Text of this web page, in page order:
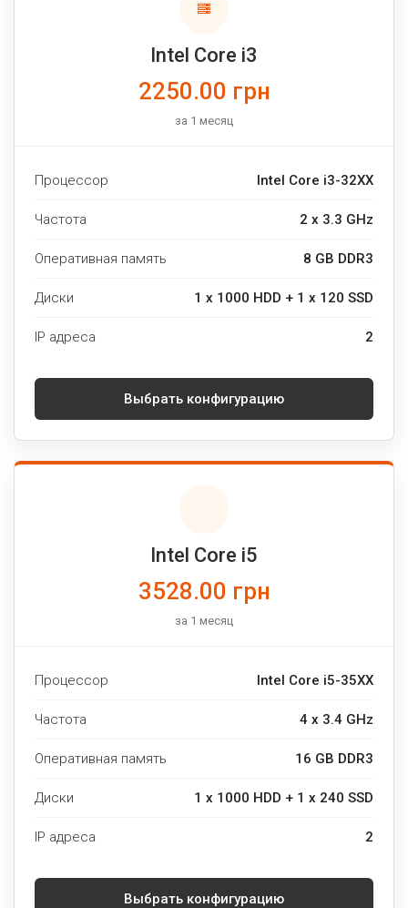
Intel Core i3
2250.00 грн
за 1 месяц
Процессор Intel Core i3-32XX
Частота 2 x 3.3 GHz
Оперативная память 8 GB DDR3
Диски 1 x 1000 HDD + 1 x 120 SSD
IP адреса 2
Выбрать конфигурацию
Intel Core i5
3528.00 грн
за 1 месяц
Процессор Intel Core i5-35XX
Частота 4 x 3.4 GHz
Оперативная память 16 GB DDR3
Диски 1 x 1000 HDD + 1 x 240 SSD
IP адреса 2
Выбрать конфигурацию